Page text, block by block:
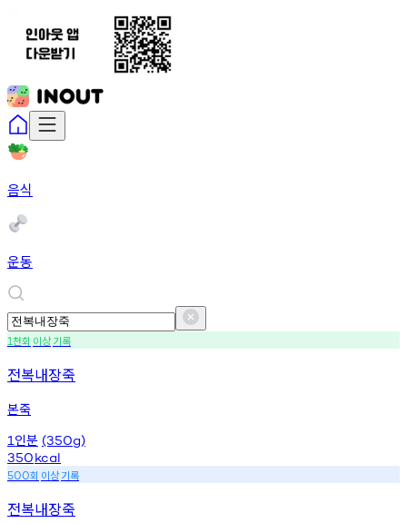
음식
운동
1천회 이상기록
전복내장죽
본죽
1 인분 (350g)
350kcal
500회 이상기록
전복내장죽